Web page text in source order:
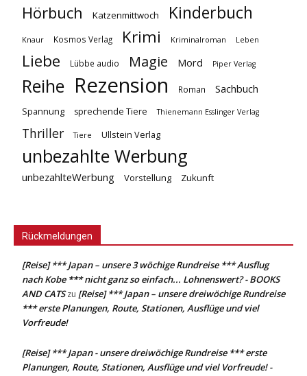
Hörbuch Katzenmittwoch Kinderbuch
Knaur Kosmos Verlag Krimi Kriminalroman Leben
Liebe Lübbe audio Magie Mord Piper Verlag
Reihe Rezension Roman Sachbuch
Spannung sprechende Tiere Thienemann Esslinger Verlag
Thriller Tiere Ullstein Verlag
unbezahlte Werbung
unbezahlteWerbung Vorstellung Zukunft
Rückmeldungen
[Reise] *** Japan – unsere 3 wöchige Rundreise *** Ausflug
nach Kobe *** nicht ganz so einfach... Lohnenswert? - BOOKS
AND CATSzu [Reise] *** Japan – unsere dreiwöchige Rundreise
*** erste Planungen, Route, Stationen, Ausflüge und viel
Vorfreude!
[Reise] *** Japan - unsere dreiwöchige Rundreise *** erste
Planungen, Route, Stationen, Ausflüge und viel Vorfreude! -